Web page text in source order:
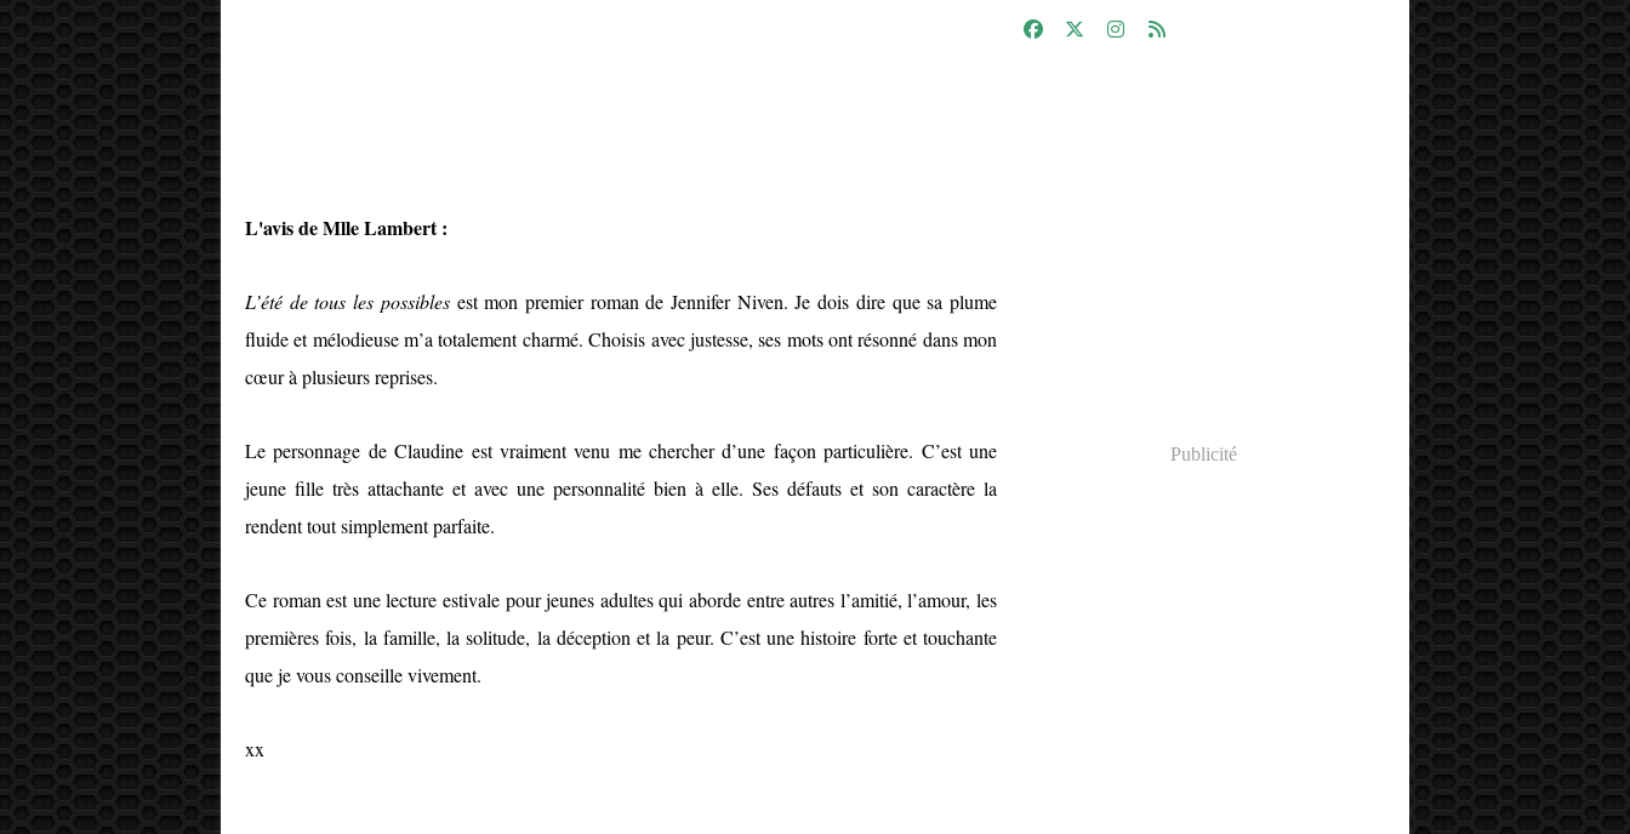
L'avis de Mlle Lambert :
L’été de tous les possiblesest mon premier roman de Jennifer Niven. Je dois dire que sa plume
fluide et mélodieuse m’a totalement charmé. Choisis avec justesse, ses mots ont résonné dans mon
cœur à plusieurs reprises.
Le personnage de Claudine est vraiment venu me chercher d’une façon particulière. C’est une
jeune fille très attachante et avec une personnalité bien à elle. Ses défauts et son caractère la
rendent tout simplement parfaite.
Ce roman est une lecture estivale pour jeunes adultes qui aborde entre autres l’amitié, l’amour, les
premières fois, la famille, la solitude, la déception et la peur. C’est une histoire forte et touchante
que je vous conseille vivement.
xx
Publicité